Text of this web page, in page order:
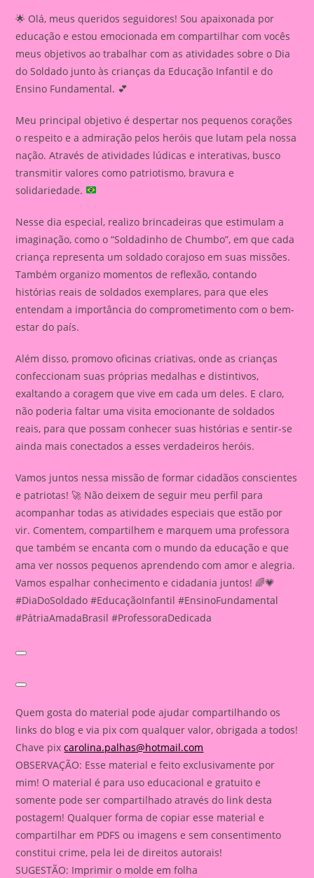
🌟 Olá, meus queridos seguidores! Sou apaixonada por
educação e estou emocionada em compartilhar com vocês
meus objetivos ao trabalhar com as atividades sobre o Dia
do Soldado junto às crianças da Educação Infantil e do
Ensino Fundamental. 💕
Meu principal objetivo é despertar nos pequenos corações
o respeito e a admiração pelos heróis que lutam pela nossa
nação. Através de atividades lúdicas e interativas, busco
transmitir valores como patriotismo, bravura e
solidariedade.
Nesse dia especial, realizo brincadeiras que estimulam a
imaginação, como o “Soldadinho de Chumbo”, em que cada
criança representa um soldado corajoso em suas missões.
Também organizo momentos de reflexão, contando
histórias reais de soldados exemplares, para que eles
entendam a importância do comprometimento com o bem-
estar do país.
Além disso, promovo oficinas criativas, onde as crianças
confeccionam suas próprias medalhas e distintivos,
exaltando a coragem que vive em cada um deles. E claro,
não poderia faltar uma visita emocionante de soldados
reais, para que possam conhecer suas histórias e sentir-se
ainda mais conectados a esses verdadeiros heróis.
Vamos juntos nessa missão de formar cidadãos conscientes
e patriotas! 🚀 Não deixem de seguir meu perfil para
acompanhar todas as atividades especiais que estão por
vir. Comentem, compartilhem e marquem uma professora
que também se encanta com o mundo da educação e que
ama ver nossos pequenos aprendendo com amor e alegria.
Vamos espalhar conhecimento e cidadania juntos! 🌈💗
#DiaDoSoldado #EducaçãoInfantil #EnsinoFundamental
#PátriaAmadaBrasil #ProfessoraDedicada
Quem gosta do material pode ajudar compartilhando os
links do blog e via pix com qualquer valor, obrigada a todos!
Chave pixcarolina.palhas@hotmail.com
OBSERVAÇÃO: Esse material e feito exclusivamente por
mim! O material é para uso educacional e gratuito e
somente pode ser compartilhado através do link desta
postagem! Qualquer forma de copiar esse material e
compartilhar em PDFS ou imagens e sem consentimento
constitui crime, pela lei de direitos autorais!
SUGESTÃO: Imprimir o molde em folha